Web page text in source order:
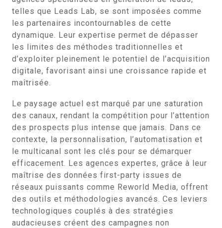
telles que Leads Lab, se sont imposées comme
les partenaires incontournables de cette
dynamique. Leur expertise permet de dépasser
les limites des méthodes traditionnelles et
d’exploiter pleinement le potentiel de l’acquisition
digitale, favorisant ainsi une croissance rapide et
maîtrisée.
Le paysage actuel est marqué par une saturation
des canaux, rendant la compétition pour l’attention
des prospects plus intense que jamais. Dans ce
contexte, la personnalisation, l’automatisation et
le multicanal sont les clés pour se démarquer
efficacement. Les agences expertes, grâce à leur
maîtrise des données first-party issues de
réseaux puissants comme Reworld Media, offrent
des outils et méthodologies avancés. Ces leviers
technologiques couplés à des stratégies
audacieuses créent des campagnes non